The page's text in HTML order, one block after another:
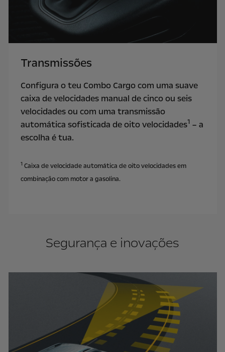
Transmissões
Configura o teu Combo Cargo com uma suave
caixa de velocidades manual de cinco ou seis
velocidades ou com uma transmissão
automática sofisticada de oito velocidades1– a
escolha é tua.
1 Caixa de velocidade automática de oito velocidades em
combinação com motor a gasolina.
Segurança e inovações